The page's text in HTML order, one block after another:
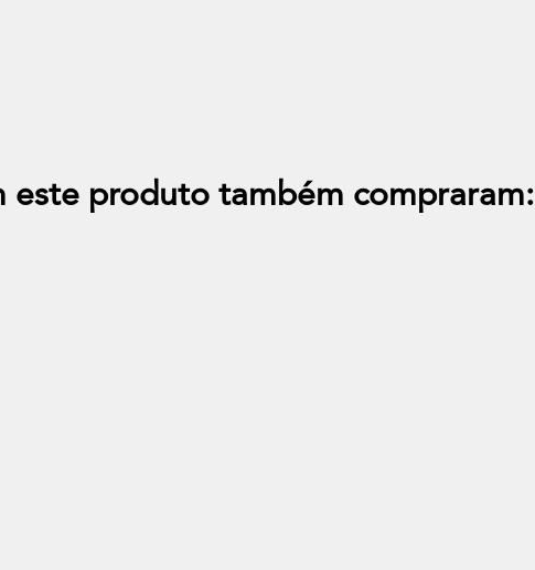
este produto também compraram: